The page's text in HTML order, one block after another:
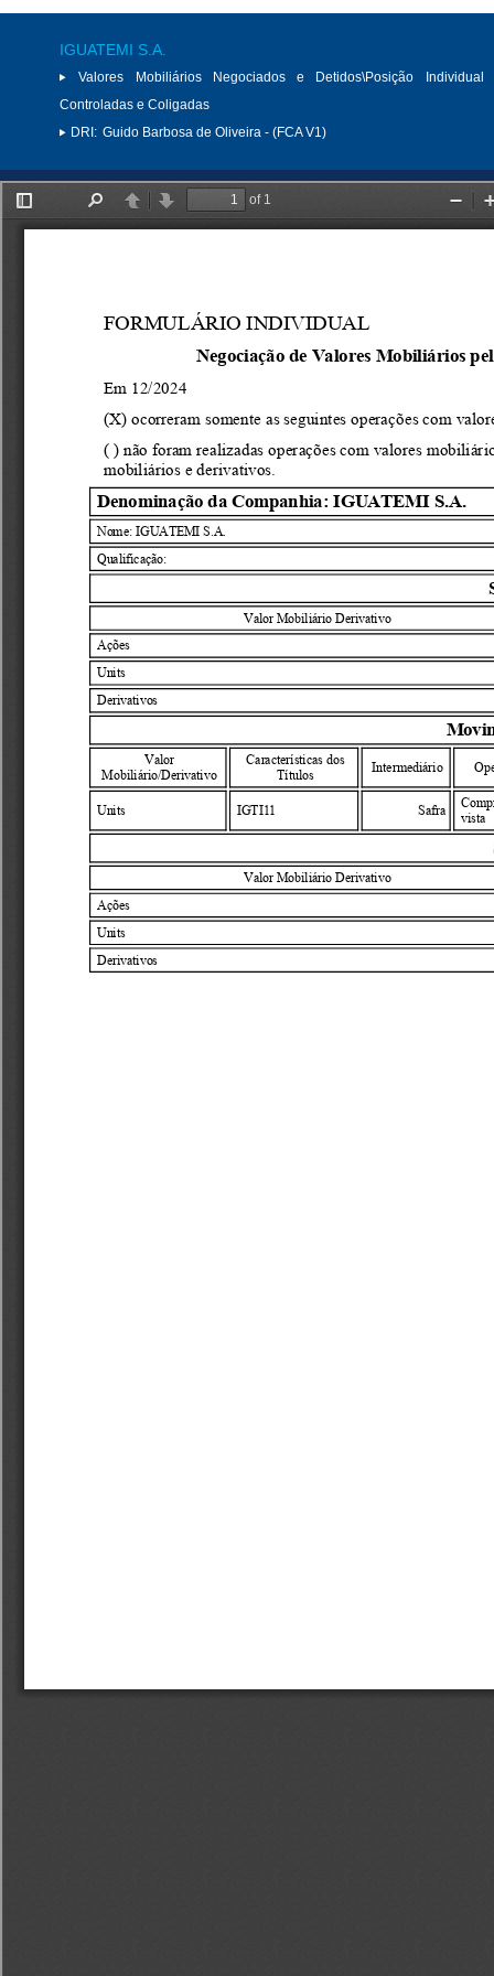
IGUATEMI S.A.
Valores Mobiliários Negociados e Detidos\Posição
Controladas e Coligadas
DRI: Guido Barbosa de Oliveira - (FCA V1)